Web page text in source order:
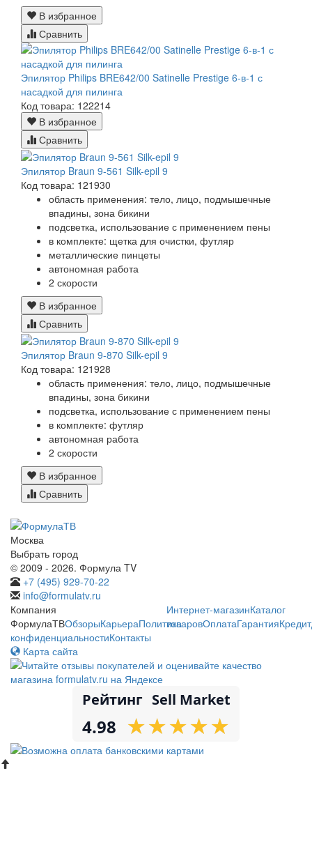
В избранное
Сравнить
Эпилятор Philips BRE642/00 Satinelle Prestige 6-в-1 с
насадкой для пилинга
Код товара: 122214
В избранное
Сравнить
Эпилятор Braun 9-561 Silk-epil 9
Код товара: 121930
область применения: тело, лицо, подмышечные
впадины, зона бикини
подсветка, использование с применением пены
в комплекте: щетка для очистки, футляр
металлические пинцеты
автономная работа
2 скорости
В избранное
Сравнить
Эпилятор Braun 9-870 Silk-epil 9
Код товара: 121928
область применения: тело, лицо, подмышечные
впадины, зона бикини
подсветка, использование с применением пены
в комплекте: футляр
автономная работа
2 скорости
В избранное
Сравнить
Москва
Выбрать город
© 2009 - 2026. Формула TV
+7 (495) 929-70-22
info@formulatv.ru
Компания
ФормулаТВОбзорыКарьераПолитика
конфиденциальностиКонтакты
Интернет-магазинКаталог
товаровОплатаГарантияКредит
Карта сайта
Рейтинг Sell Market
4.98 ★
★★
★★
★★
★★
★